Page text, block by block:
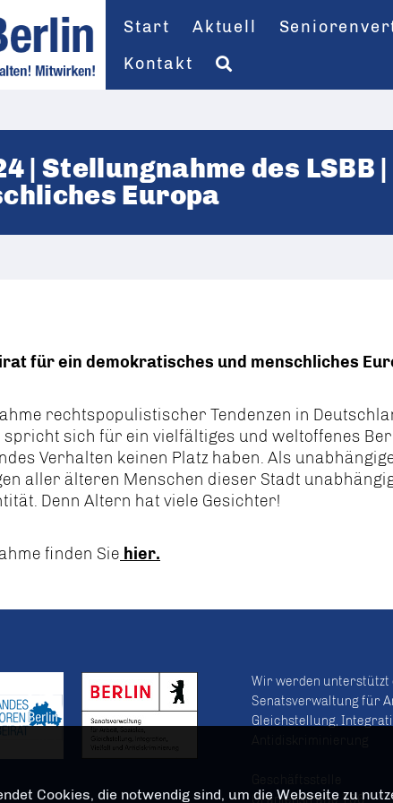
Start Aktuell
Kontakt
| Stellungnahme des
Europa
für ein demokratisches und menschliches
rechtspopulistischer Tendenzen in
spricht sich für ein vielfältiges und weltoffenes
Verhalten keinen Platz haben. Als
aller älteren Menschen dieser Stadt
Denn Altern hat viele Gesichter!
finden Sie hier.
Wir werden unterstützt
Senatsverwaltung für
Gleichstellung,
Oranienstraße 106
Cookies, die notwendig sind, um die Webseite zu